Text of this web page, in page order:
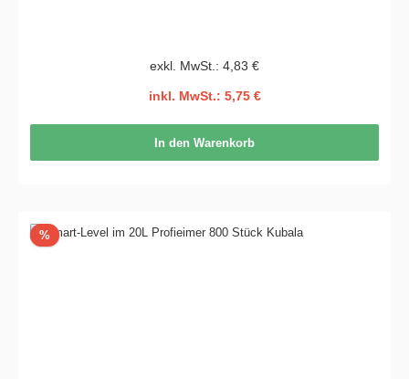
exkl. MwSt.: 4,83 €
inkl. MwSt.: 5,75 €
In den Warenkorb
%Rabatt